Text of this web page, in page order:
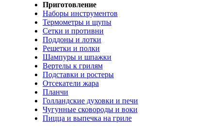
Приготовление
Наборы инструментов
Термометры и щупы
Сетки и противни
Поддоны и лотки
Решетки и полки
Шампуры и шпажки
Вертелы к грилям
Подставки и ростеры
Отсекатели жара
Планчи
Голландские духовки и печи
Чугунные сковороды и воки
Пицца и выпечка на гриле